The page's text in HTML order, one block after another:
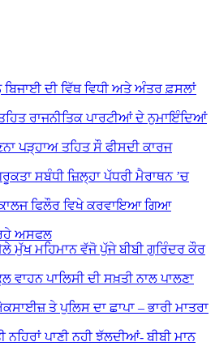
ਬਿਜਾਈ ਦੀ ਵਿੱਥ ਵਿਧੀ ਅਤੇ ਅੰਤਰ ਫ਼ਸਲਾਂ
ਰਾਜਨੀਤਿਕ ਪਾਰਟੀਆਂ ਦੇ ਨੁਮਾਇੰਦਿਆਂ
ਪੜ੍ਹਾਅ ਤਹਿਤ ਸੌ ਫੀਸਦੀ ਕਾਰਜ
ਸਬੰਧੀ ਜ਼ਿਲ੍ਹਾ ਪੱਧਰੀ ਮੈਰਾਥਨ ’ਚ
ਫਿਲੌਰ ਵਿਖੇ ਕਰਵਾਇਆ ਗਿਆ
ਅਸਫਲ
ਮੁੱਖ ਮਹਿਮਾਨ ਵੱਜੋ ਪੁੱਜੇ ਬੀਬੀ ਗੁਰਿੰਦਰ ਕੌਰ
ਪਾਲਿਸੀ ਦੀ ਸਖ਼ਤੀ ਨਾਲ ਪਾਲਣਾ
ਤੇ ਪੁਲਿਸ ਦਾ ਛਾਪਾ – ਭਾਰੀ ਮਾਤਰਾ
ਪਾਣੀ ਨਹੀ ਝੱਲਦੀਆਂ- ਬੀਬੀ ਮਾਨ